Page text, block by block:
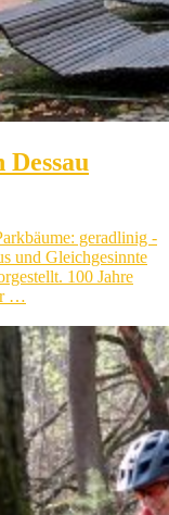
geradlinig -
und Gleichgesinnte
100 Jahre
…